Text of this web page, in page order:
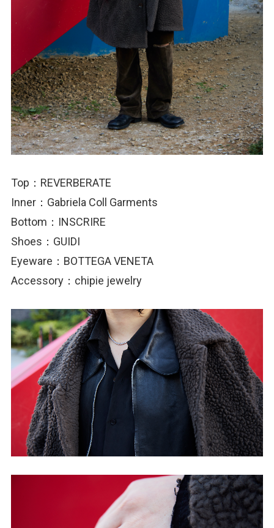
Top：REVERBERATE
Inner：Gabriela Coll Garments
Bottom：INSCRIRE
Shoes：GUIDI
Eyeware：BOTTEGA VENETA
Accessory：chipie jewelry